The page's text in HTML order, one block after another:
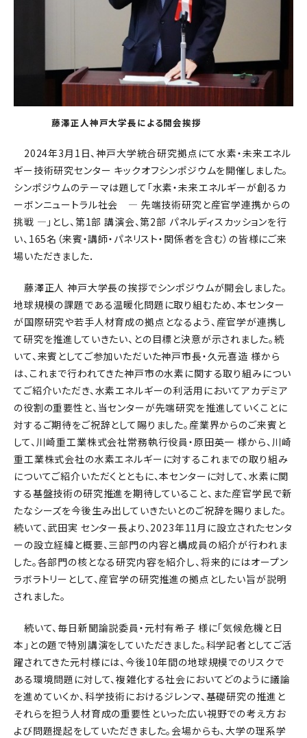
藤澤正人神戸大学長による開会挨拶
2024年3月1日、神戸大学統合研究拠点にて水素・未来エネル
ギー技術研究センター キックオフシンポジウムを開催しました。
シンポジウムのテーマは題して「水素・未来エネルギーが創るカ
ーボンニュートラル社会 ― 先端技術研究と産官学連携からの
挑戦 ―」とし、第1部 講演会、第2部 パネルディスカッションを行
い、165名（来賓・講師・パネリスト・関係者を含む）の皆様にご来
場いただきました．
藤澤正人 神戸大学長の挨拶でシンポジウムが開会しました。
地球規模の課題である温暖化問題に取り組むため、本センター
が国際研究や若手人材育成の拠点となるよう、産官学が連携し
て研究を推進していきたい、との目標と決意が示されました。続
いて、来賓としてご参加いただいた神戸市長・久元喜造 様から
は、これまで行われてきた神戸市の水素に関する取り組みについ
てご紹介いただき、水素エネルギーの利活用においてアカデミア
の役割の重要性と、当センターが先端研究を推進していくことに
対するご期待をご祝辞として賜りました。産業界からのご来賓と
して、川崎重工業株式会社常務執行役員・原田英一 様から、川崎
重工業株式会社の水素エネルギーに対するこれまでの取り組み
についてご紹介いただくとともに、本センターに対して、水素に関
する基盤技術の研究推進を期待していること、また産官学民で新
たなシーズを今後生み出していきたいとのご祝辞を賜りました。
続いて、武田実 センター長より、2023年11月に設立されたセンタ
ーの設立経緯と概要、三部門の内容と構成員の紹介が行われま
した。各部門の核となる研究内容を紹介し、将来的にはオープン
ラボラトリーとして、産官学の研究推進の拠点としたい旨が説明
されました。
続いて、毎日新聞論説委員・元村有希子 様に「気候危機と日
本」との題で特別講演をしていただきました。科学記者としてご活
躍されてきた元村様には、今後10年間の地球規模でのリスクで
ある環境問題に対して、複雑化する社会においてどのように議論
を進めていくか、科学技術におけるジレンマ、基礎研究の推進と
それらを担う人材育成の重要性といった広い視野での考え方お
よび問題提起をしていただきました。会場からも、大学の理系学